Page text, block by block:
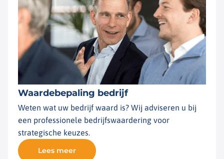
Waardebepaling bedrijf
Weten wat uw bedrijf waard is? Wij adviseren u bij
een professionele bedrijfswaardering voor
strategische keuzes.
Lees meer